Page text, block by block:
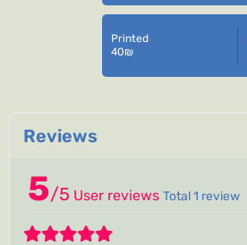
Printed
40₪
Reviews
5/5 User reviews Total 1 review
5